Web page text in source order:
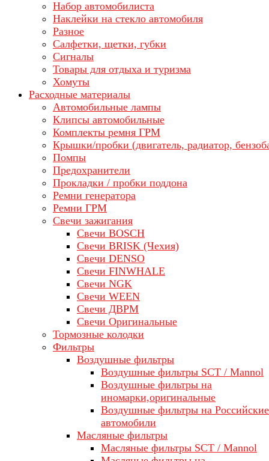
Набор автомобилиста
Наклейки на стекло автомобиля
Разное
Салфетки, щетки, губки
Сигналы
Товары для отдыха и туризма
Хомуты
Расходные материалы
Автомобильные лампы
Клипсы автомобильные
Комплекты ремня ГРМ
Крышки/пробки (двигатель, радиатор,
Помпы
Предохранители
Прокладки / пробки поддона
Ремни генератора
Ремни ГРМ
Свечи зажигания
Свечи BOSCH
Свечи BRISK (Чехия)
Свечи DENSO
Свечи FINWHALE
Свечи NGK
Свечи WEEN
Свечи ДВРМ
Свечи Оригинальные
Тормозные колодки
Фильтры
Воздушные фильтры
Воздушные фильтры SCT / Mannol
Воздушные фильтры на
иномарки,оригинальные
Воздушные фильтры на Российские
автомобили
Масляные фильтры
Масляные фильтры SCT / Mannol